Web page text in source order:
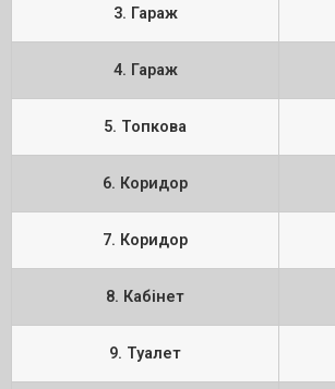
3. Гараж
4. Гараж
5. Топкова
6. Коридор
7. Коридор
8. Кабінет
9. Туалет